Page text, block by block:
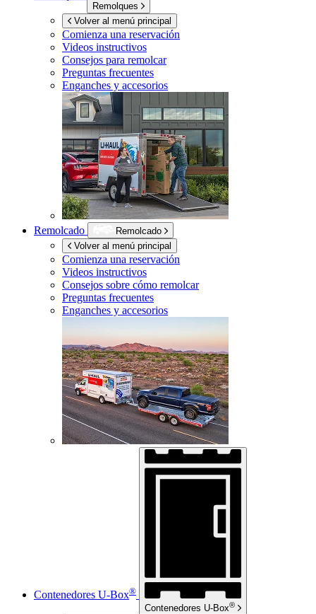
Remolques
Volver al menú principal
Comienza una reservación
Videos instructivos
Consejos para remolcar
Preguntas frecuentes
Enganches y accesorios
Remolcado
Remolcado
Volver al menú principal
Comienza una reservación
Videos instructivos
Consejos sobre cómo remolcar
Preguntas frecuentes
Enganches y accesorios
Contenedores U-Box®
Contenedores U-Box®